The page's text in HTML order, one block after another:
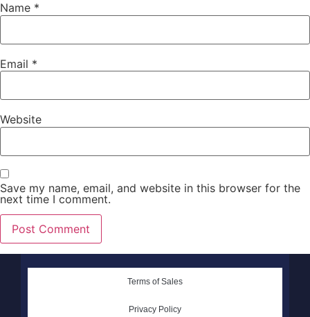
Name *
Email *
Website
Save my name, email, and website in this browser for the
next time I comment.
Terms of Sales
Privacy Policy